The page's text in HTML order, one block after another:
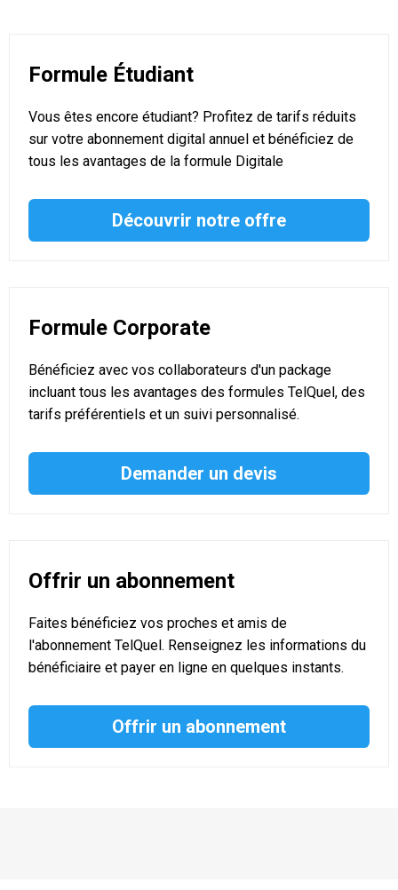
Formule Étudiant
Vous êtes encore étudiant? Profitez de tarifs réduits
sur votre abonnement digital annuel et bénéficiez de
tous les avantages de la formule Digitale
Découvrir notre offre
Formule Corporate
Bénéficiez avec vos collaborateurs d'un package
incluant tous les avantages des formules TelQuel, des
tarifs préférentiels et un suivi personnalisé.
Demander un devis
Offrir un abonnement
Faites bénéficiez vos proches et amis de
l'abonnement TelQuel. Renseignez les informations du
bénéficiaire et payer en ligne en quelques instants.
Offrir un abonnement